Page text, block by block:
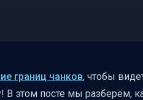
границ чанков, чтобы
В этом посте мы разберём,